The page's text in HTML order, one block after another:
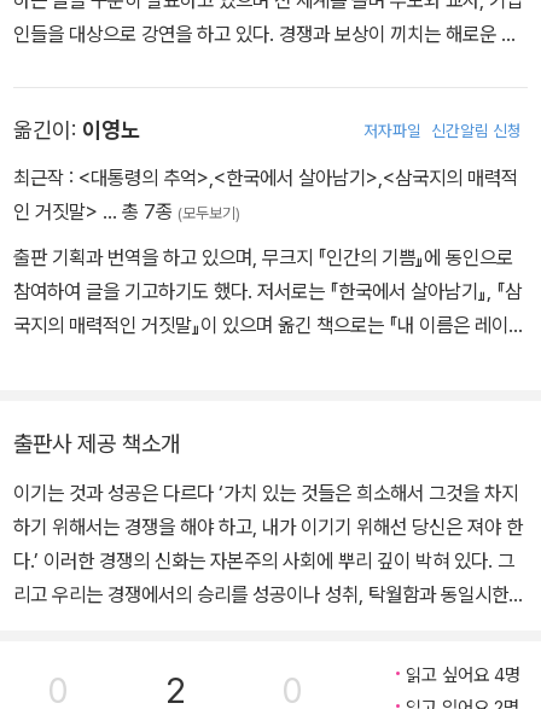
우게 되었다. 학창시절부터 경쟁이 몸에 밴 교사들은 동료교사들과도
경쟁 관계를 맺는다. 좋은 교육 자료를 공유하기보다 혼자만 알고 있
만큼 공부에 목매달지 않는 아이들이 많다는 것이 다행이라면 다행일
까. 하지만 공부로 등수를 경쟁하지 않는 아이들도 다른 분야에서는
치열한 경쟁을 벌이곤 한다.
언제부턴가 예능 프로그램에 경쟁 요소가 가미되면서 ‘가요무대’ 같
은 고전적인 예능 프로는 식상한 것이 되어버렸다. 그 식상함은 단순
히 흘러간 노래를 부른다는 내용의 문제라기보다 시청자들을 긴장시
땀을 쥐게 만든다. 누구는 ‘나가수’의 방식이 미켈란젤로와 레오나르
도 다빈치를 경쟁시키는 것과 다름없다고 말했지만, 시청률이 모든
가치에 앞서는 프로그램 제작자들에게 경쟁은 포기하기 힘든 조미료
인 셈이다. 아이들도 그것을 보고 배운다. 학교에서 하는 장기자랑에
도 오디션 요소를 가미해 심사위원으로 정해진 아이들이 탈락자들에
인들을 대상으로 강연을 하고 있다. 경쟁과 보상이 끼치는 해로운 영
(산눈), 《자녀교육, 사랑을 이용하지 마라 Unconditional Parentin
g》(우리가), 《교육을 잘 받는다는 것은? What Does It Mean To
Be Well Educated?》(공동체), 《벌이 되는 보상 Punished By Re
치가 있는 학교 The Schools Our Children Deserve》, 《숙제의
신화 The Homework Myth》 등이 있다.
옮긴이: 이영노 저자파일 신간알림 신청
최근작 : <대통령의 추억> <한국에서 살아남기> <삼국지의 매력적
인 거짓말> … 총 7종 (모두보기)
출판 기획과 번역을 하고 있으며, 무크지 『인간의 기쁨』에 동인으로
참여하여 글을 기고하기도 했다. 저서로는 『한국에서 살아남기』, 『삼
국지의 매력적인 거짓말』이 있으며 옮긴 책으로는 『내 이름은 레이첼
출판사 제공 책소개
이기는 것과 성공은 다르다 ‘가치 있는 것들은 희소해서 그것을 차지
하기 위해서는 경쟁을 해야 하고, 내가 이기기 위해선 당신은 져야 한
다.’ 이러한 경쟁의 신화는 자본주의 사회에 뿌리 깊이 박혀 있다. 그
리고 우리는 경쟁에서의 승리를 성공이나 성취, 탁월함과 동일시한
제다. 시청률 1등인 드라마가 좋은 드라마일까? 경쟁이 과연 더 좋은
기사와 프로그램을 만들어낼까? 오히려 극심한 시청률 경쟁으로 인
0 2 0
읽고 싶어요 4명